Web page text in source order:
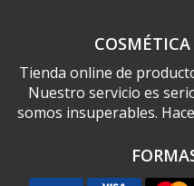
Tienda online de
Nuestro servicio es
somos insuperables.